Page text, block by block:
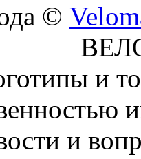
©
и
и